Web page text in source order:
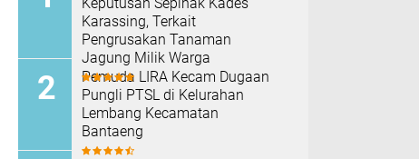
Karassing, Terkait
Pengrusakan Tanaman
Jagung Milik Warga
Pemuda LIRA Kecam Dugaan
Pungli PTSL di Kelurahan
Lembang Kecamatan
Bantaeng